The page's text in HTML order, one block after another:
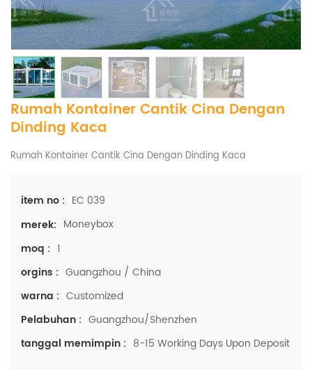
Rumah Kontainer Cantik Cina Dengan
Dinding Kaca
Rumah Kontainer Cantik Cina Dengan Dinding Kaca
item no : EC 039
merek: Moneybox
moq : 1
orgins : Guangzhou / China
warna : Customized
Pelabuhan : Guangzhou/Shenzhen
tanggal memimpin : 8-15 Working Days Upon Deposit